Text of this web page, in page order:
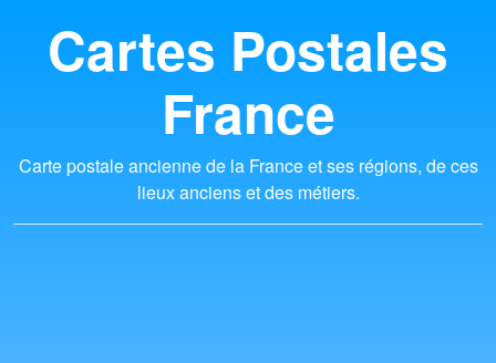
Cartes Postales
France
Carte postale ancienne de la France et ses régions, de ces
lieux anciens et des métiers.